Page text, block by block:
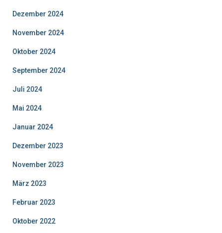
Dezember 2024
November 2024
Oktober 2024
September 2024
Juli 2024
Mai 2024
Januar 2024
Dezember 2023
November 2023
März 2023
Februar 2023
Oktober 2022